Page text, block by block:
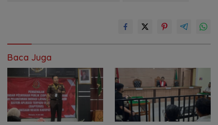
Baca Juga